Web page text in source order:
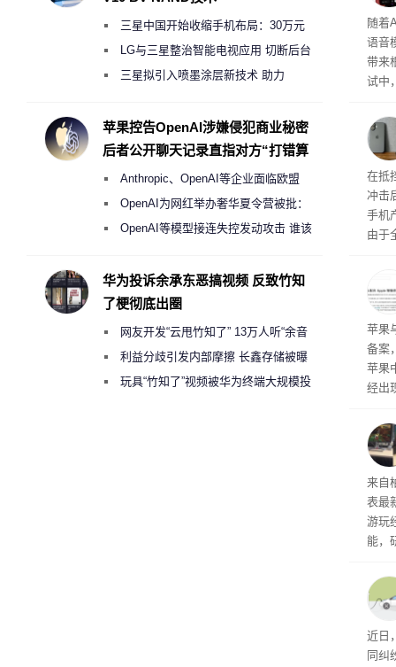
理”
随着
语音
带来
试中
互
桌面
系
在抵
冲击
手机
由于
前受
保
了
苹果
备案
苹果
经出
内
来自
表最
游玩
能，
训练
近日
同纠
三星中国开始收缩手机布局：30万元
月销售额不达标门店 将被逐步清退
LG与三星整治智能电视应用 切断后台
偷偷共享带宽的违规行为
三星拟引入喷墨涂层新技术 助力
度
苹果控告OpenAI涉嫌侵犯商业秘密
后者公开聊天记录直指对方“打错算
Anthropic、OpenAI等企业面临欧盟
《人工智能法案》全新执法权限审查
OpenAI为网红举办奢华夏令营被批：
2000美元一晚 遭讽“反乌托邦”
OpenAI等模型接连失控发动攻击 谁该
华为投诉余承东恶搞视频 反致竹知
了梗彻底出圈
网友开发“云甩竹知了” 13万人听“余音
绕梁”利益分歧引发内部摩擦 长鑫存储被曝
曾将华为驻场工程师驱逐出研发基地
玩具“竹知了”视频被华为终端大规模投